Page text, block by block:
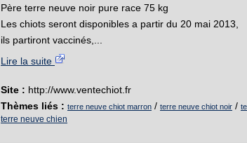
Père terre neuve noir pure race 75 kg
Les chiots seront disponibles a partir du 20 mai 2013,
ils partiront vaccinés,...
Lire la suite
Site : http://www.ventechiot.fr
Thèmes liés : terre neuve chiot marron / terre neuve chiot noir /
terre neuve chien